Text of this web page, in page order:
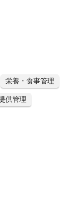
栄養・食事管理
供管理